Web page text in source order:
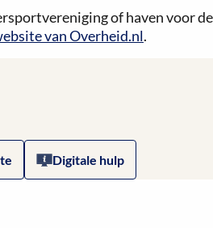
of haven voor
van Overheid.nl.
Digitale hulp